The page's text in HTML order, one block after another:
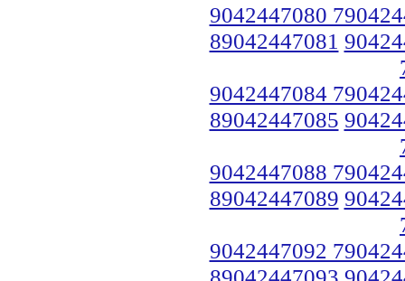
9042447080
89042447081
9042447084
89042447085
9042447088
89042447089
9042447092